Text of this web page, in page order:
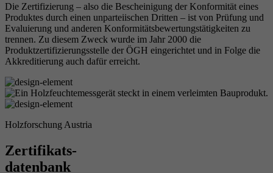
Die Zertifizierung – also die Bescheinigung der Konformität eines
Produktes durch einen unparteiischen Dritten – ist von Prüfung und
Evaluierung und anderen Konformitätsbewertungstätigkeiten zu
trennen. Zu diesem Zweck wurde im Jahr 2000 die
Produktzertifizierungsstelle der ÖGH eingerichtet und in Folge die
Akkreditierung auch dafür erreicht.
Holzforschung Austria
Zertifikats-
datenbank